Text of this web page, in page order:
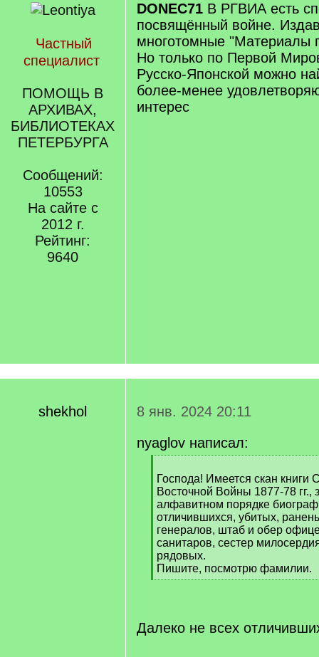
Частный
специалист
ПОМОЩЬ В
АРХИВАХ,
БИБЛИОТЕКАХ
ПЕТЕРБУРГА
Сообщений:
10553
На сайте с
2012 г.
Рейтинг:
9640
DONEC71 В РГВИА есть
посвящённый войне.
многотомные "Материалы
Но только по Первой
Русско-Японской можно
более-менее
интерес
shekhol
8 янв. 2024 20:11
nyaglov написал:
q
]
Господа! Имеется скан книги
Восточной Войны 1877-78
алфавитном порядке
отличившихся, убитых,
генералов, штаб и обер
санитаров, сестер
рядовых.
Пишите, посмотрю фамилии.
[
Далеко не всех